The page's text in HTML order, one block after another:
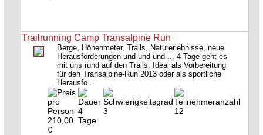
Trailrunning Camp Transalpine Run
Berge, Höhenmeter, Trails, Naturerlebnisse, neue
Herausforderungen und und und ... 4 Tage geht es
mit uns rund auf den Trails. Ideal als Vorbereitung
für den Transalpine-Run 2013 oder als sportliche
Herausfo...
210,00
€
4
Tage
3 12